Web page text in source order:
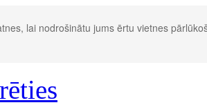
lai nodrošinātu jums ērtu vietnes